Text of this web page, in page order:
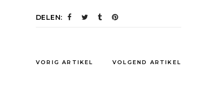
DELEN:
VORIG ARTIKEL VOLGEND ARTIKEL